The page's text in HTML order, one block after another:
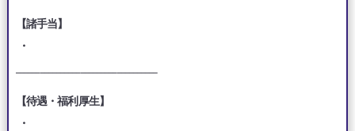
【諸手当】
・
【待遇・福利厚生】
・